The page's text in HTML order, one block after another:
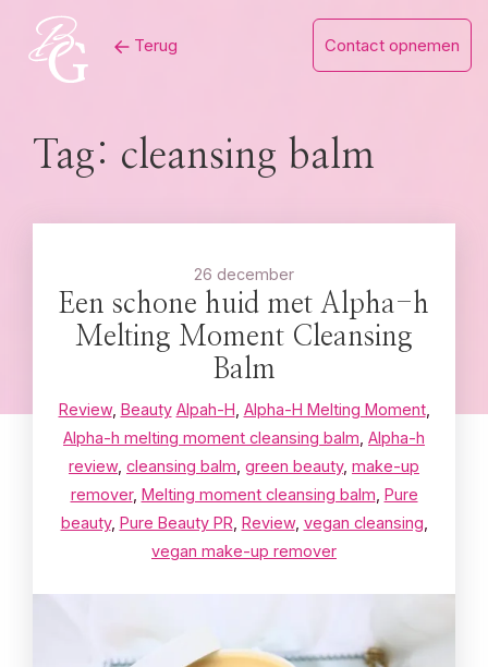
content
Terug Contact opnemen
Tag: cleansing balm
26 december
Een schone huid met Alpha-h
Melting Moment Cleansing
Balm
Review, Beauty Alpah-H Alpha-H Melting Moment,
Alpha-h melting moment cleansing balm Alpha-h
review, cleansing balm green beauty, make-up
remover, Melting moment cleansing balm Pure
beauty, Pure Beauty PR Review, vegan cleansing
vegan make-up remover